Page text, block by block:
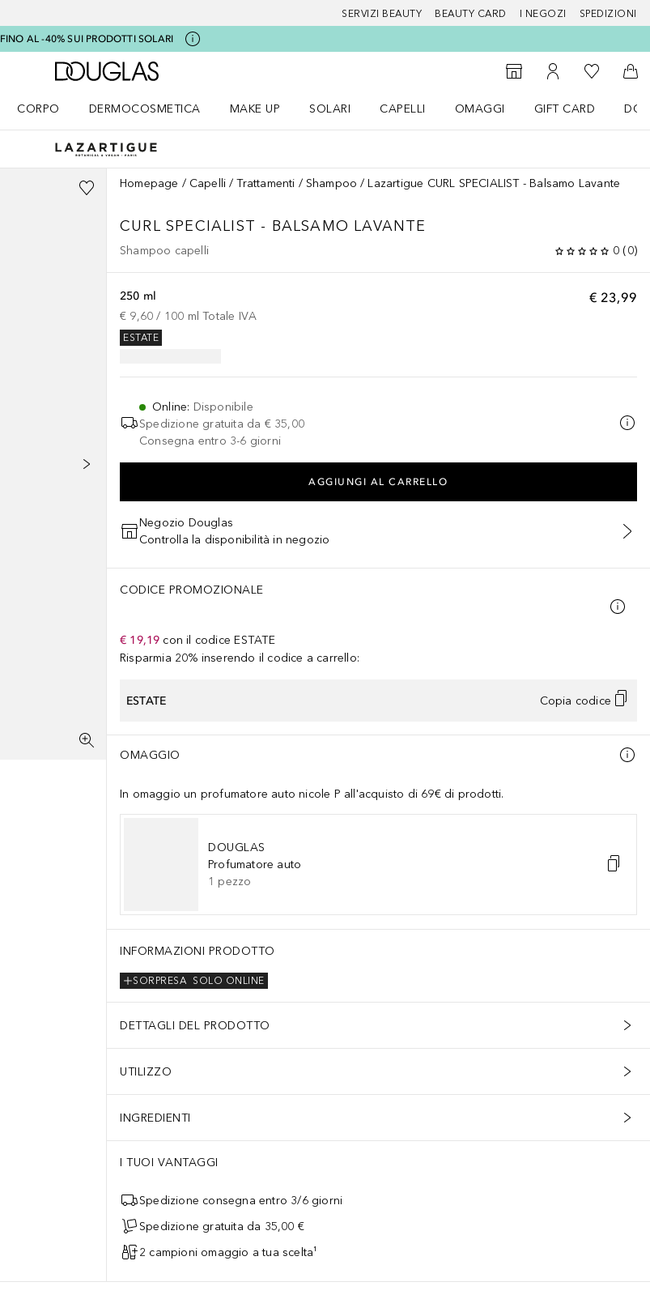
SERVIZI BEAUTY BEAUTY CARD I NEGOZI SPEDIZIONI
FINO AL -40% SUI PRODOTTI SOLARI
A Douglas Home
StorefinderAl Mio Account
Alla Mia
Al
CORPO
DERMOCOSMETICA
MAKE UP
SOLARI
CAPELLI
OMAGGI
GIFT CARD
Homepage Capelli Trattamenti Shampoo Lazartigue CURL SPECIALIST - Balsamo Lavante
CURL SPECIALIST - BALSAMO LAVANTE
Shampoo capelli 0 (0)
€ 23,99
250 ml
€ 9,60 / 100 ml Totale IVA
ESTATE
Online: Disponibile
Spedizione gratuita da € 35,00
Consegna entro 3-6 giorni
AGGIUNGI AL CARRELLO
Negozio Douglas
Controlla la disponibilità in negozio
CODICE PROMOZIONALE
€ 19,19 con il codice ESTATE
Risparmia 20% inserendo il codice a carrello:
ESTATE Copia codice
OMAGGIO
In omaggio un profumatore auto nicole P all'acquisto di 69€ di prodotti.
DOUGLAS
Profumatore auto
1 pezzo
INFORMAZIONI PRODOTTO
SOLO ONLINE
SORPRESA
DETTAGLI DEL PRODOTTO
UTILIZZO
INGREDIENTI
I TUOI VANTAGGI
Spedizione consegna entro 3/6 giorni
Spedizione gratuita da 35,00 €
2 campioni omaggio a tua scelta¹